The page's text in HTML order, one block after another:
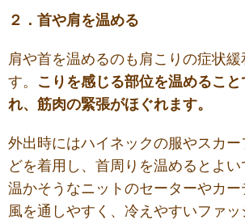
２．首や肩を温める
肩や首を温めるのも肩こりの症状
す。 こりを感じる部位を温めること
れ、筋肉の緊張がほぐれます。
外出時にはハイネックの服やスカ
どを着用し、首周りを温めるとよ
温かそうなニットのセーターやカ
風を通しやすく、冷えやすいファッ